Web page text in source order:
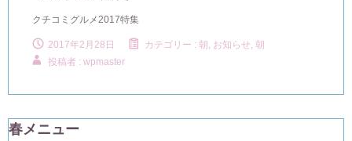
クチコミグルメ2017特集
2017年2月28日 カテゴリー : 朝, お知らせ, 朝
投稿者 : wpmaster
春メニュー